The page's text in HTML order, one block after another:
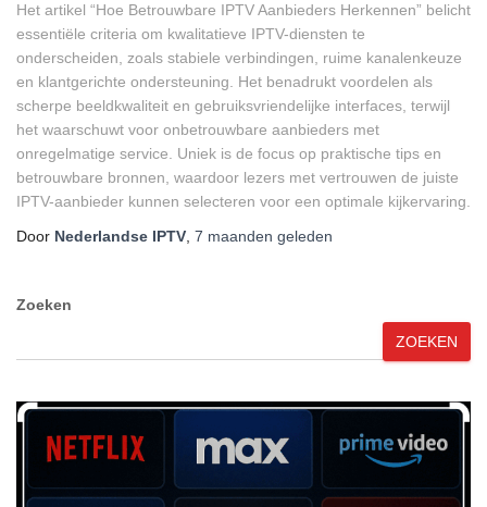
Het artikel “Hoe Betrouwbare IPTV Aanbieders Herkennen” belicht
essentiële criteria om kwalitatieve IPTV-diensten te
onderscheiden, zoals stabiele verbindingen, ruime kanalenkeuze
en klantgerichte ondersteuning. Het benadrukt voordelen als
scherpe beeldkwaliteit en gebruiksvriendelijke interfaces, terwijl
het waarschuwt voor onbetrouwbare aanbieders met
onregelmatige service. Uniek is de focus op praktische tips en
betrouwbare bronnen, waardoor lezers met vertrouwen de juiste
IPTV-aanbieder kunnen selecteren voor een optimale kijkervaring.
Door Nederlandse IPTV, 7 maanden geleden
Zoeken
ZOEKEN